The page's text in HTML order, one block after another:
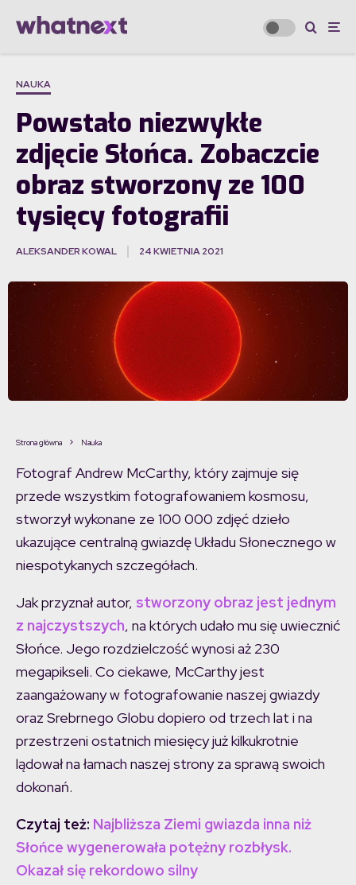
NAUKA
Powstało niezwykłe
zdjęcie Słońca. Zobaczcie
obraz stworzony ze 100
tysięcy fotografii
ALEKSANDER KOWAL 24 KWIETNIA 2021
Strona główna Nauka
Fotograf Andrew McCarthy, który zajmuje się
przede wszystkim fotografowaniem kosmosu,
stworzył wykonane ze 100 000 zdjęć dzieło
ukazujące centralną gwiazdę Układu Słonecznego w
niespotykanych szczegółach.
Jak przyznał autor, stworzony obraz jest jednym
z najczystszych, na których udało mu się uwiecznić
Słońce. Jego rozdzielczość wynosi aż 230
megapikseli. Co ciekawe, McCarthy jest
zaangażowany w fotografowanie naszej gwiazdy
oraz Srebrnego Globu dopiero od trzech lat i na
przestrzeni ostatnich miesięcy już kilkukrotnie
lądował na łamach naszej strony za sprawą swoich
dokonań.
Czytaj też: Najbliższa Ziemi gwiazda inna niż
Słońce wygenerowała potężny rozbłysk.
Okazał się rekordowo silny